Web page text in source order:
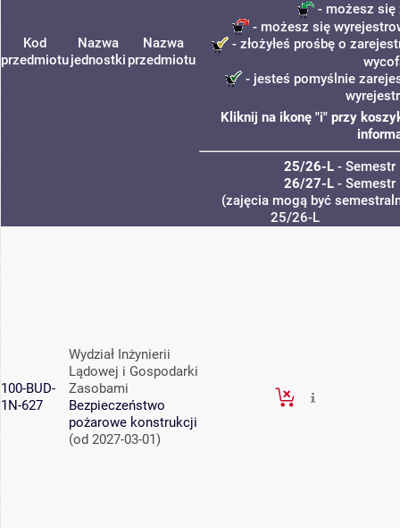
Kod
przedmiotu
Nazwa
jednostki
Nazwa
przedmiotu
- możesz się
- możesz się
- złożyłeś prośbę o
- jesteś pomyślnie
Kliknij na ikonę "i" przy
25/26-L- Semestr
26/27-L- Semestr
(zajęcia mogą być
25/26-L
100-BUD-
1N-627
Wydział Inżynierii
Lądowej i Gospodarki
Zasobami
Bezpieczeństwo
pożarowe konstrukcji
(od 2027-03-01)